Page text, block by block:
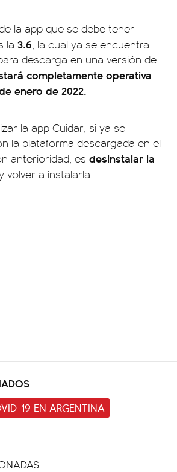
la app que se debe tener
la 3.6, la cual ya se encuentra
descarga en una versión de
completamente operativa
enero de 2022.
la app Cuidar, si ya se
la plataforma descargada en el
anterioridad, es desinstalar la
volver a instalarla.
19 EN ARGENTINA